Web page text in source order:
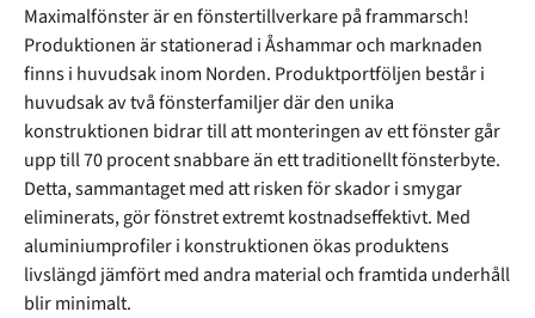
Maximalfönster är en fönstertillverkare på frammarsch!
Produktionen är stationerad i Åshammar och marknaden
finns i huvudsak inom Norden. Produktportföljen består i
huvudsak av två fönsterfamiljer där den unika
konstruktionen bidrar till att monteringen av ett fönster går
upp till 70 procent snabbare än ett traditionellt fönsterbyte.
Detta, sammantaget med att risken för skador i smygar
eliminerats, gör fönstret extremt kostnadseffektivt. Med
aluminiumprofiler i konstruktionen ökas produktens
livslängd jämfört med andra material och framtida underhåll
blir minimalt.